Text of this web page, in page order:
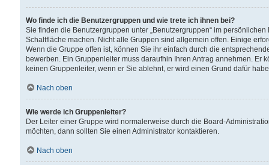
Wo finde ich die Benutzergruppen und wie trete ich ihnen bei?
Sie finden die Benutzergruppen unter „Benutzergruppen“ im
Schaltfläche machen. Nicht alle Gruppen sind allgemein offen. Einige
Wenn die Gruppe offen ist, können Sie ihr einfach durch die
bewerben. Ein Gruppenleiter muss daraufhin Ihren Antrag annehmen.
keinen Gruppenleiter, wenn er Sie ablehnt, er wird einen Grund dafür
Nach oben
Wie werde ich Gruppenleiter?
Der Leiter einer Gruppe wird normalerweise durch die Board-
möchten, dann sollten Sie einen Administrator kontaktieren.
Nach oben